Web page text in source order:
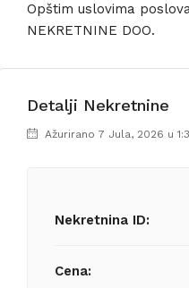
Opštim uslovima
NEKRETNINE DOO.
Detalji Nekretnine
Ažurirano 7 Jula, 2026 u
Nekretnina ID:
Cena: